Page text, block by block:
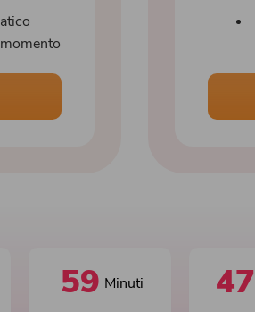
59 Minuti 46